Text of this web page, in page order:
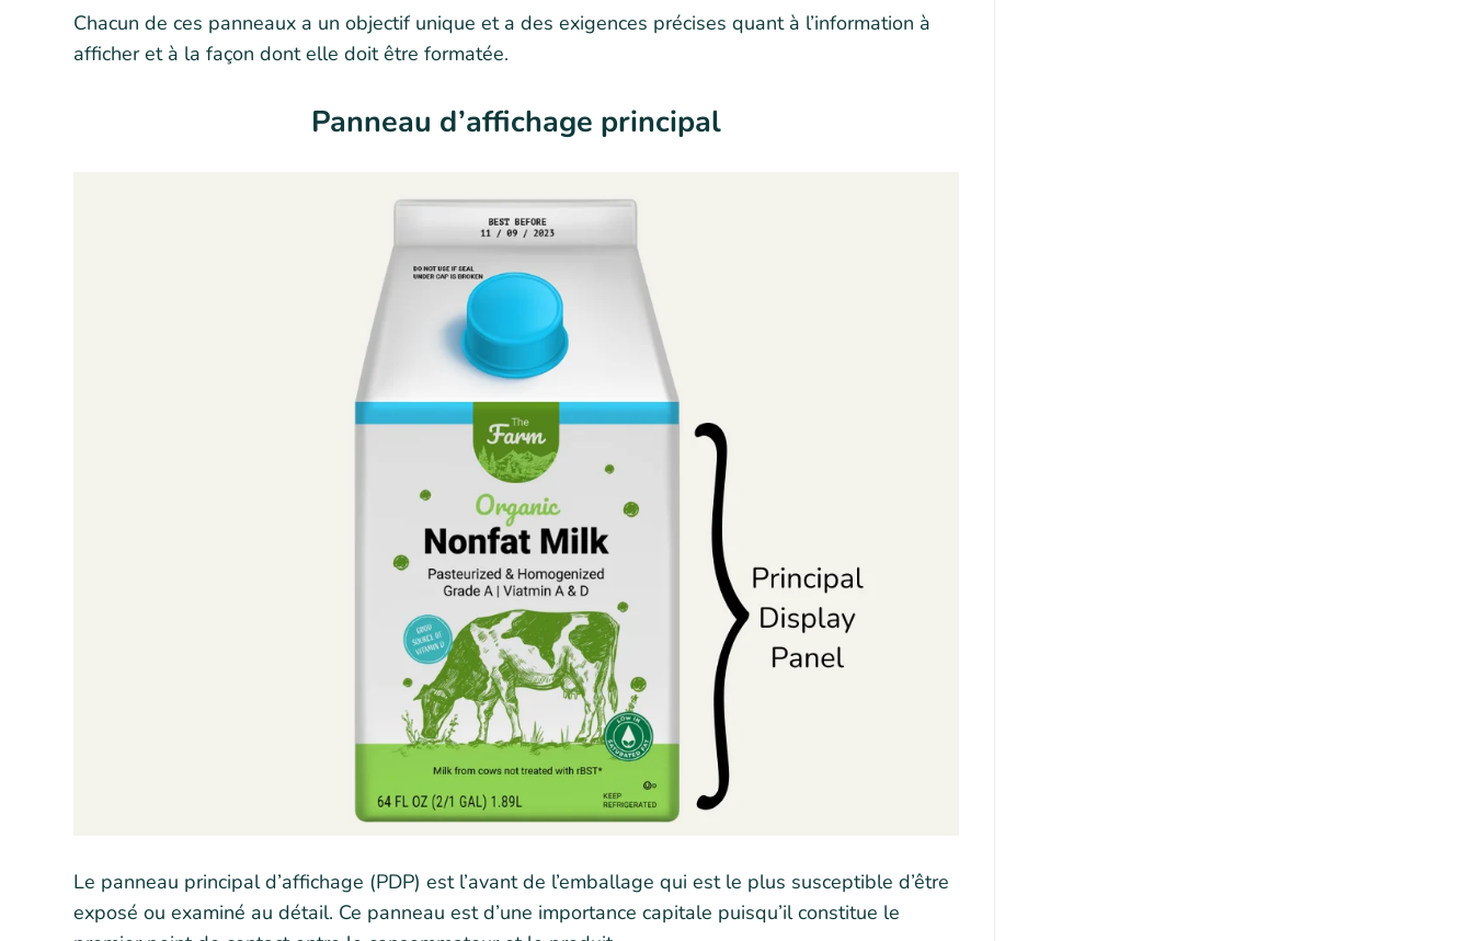
Chacun de ces panneaux a un objectif unique et a des exigences précises quant à l’information à
afficher et à la façon dont elle doit être formatée.
Panneau d’affichage principal
Le panneau principal d’affichage (PDP) est l’avant de l’emballage qui est le plus susceptible d’être
exposé ou examiné au détail. Ce panneau est d’une importance capitale puisqu’il constitue le